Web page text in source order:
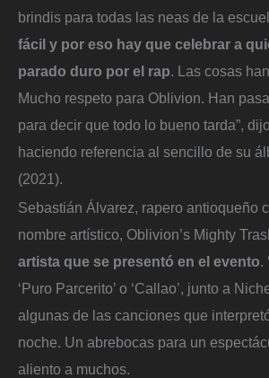
brindis para todas las neas de la
fácil y por eso hay que celebrar a
parado duro por el rap. Las cosas
Mucho respeto para Oblivion. Han
para decir que todo lo bueno tarda”,
haciendo referencia al sencillo de su
(2021).
Sebastián Álvarez, rapero antioqueño
nombre artístico, Oblivion’s Mighty
artista que se presentó en el evento.
‘Puro Parcerito’ o ‘Callao’, junto a
algunas de las canciones que
noche. Un abrebocas para un
aliento a muchos.